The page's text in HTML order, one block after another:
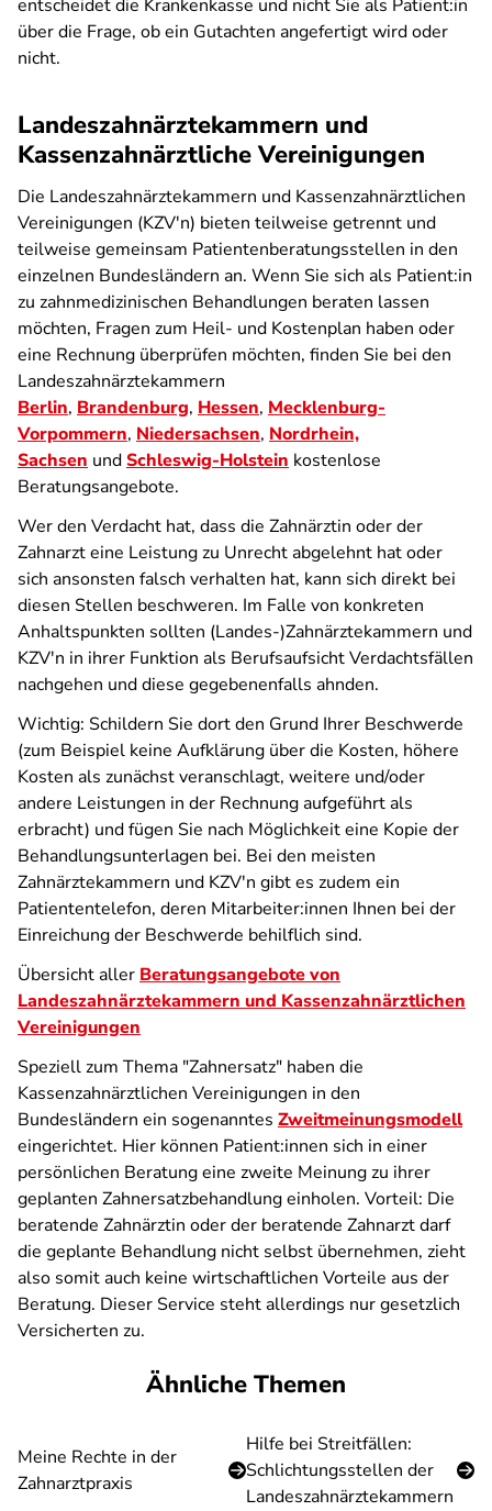
entscheidet die Krankenkasse und nicht Sie als Patient:in
über die Frage, ob ein Gutachten angefertigt wird oder
nicht.
Landeszahnärztekammern und
Kassenzahnärztliche Vereinigungen
Die Landeszahnärztekammern und Kassenzahnärztlichen
Vereinigungen (KZV'n) bieten teilweise getrennt und
teilweise gemeinsam Patientenberatungsstellen in den
einzelnen Bundesländern an. Wenn Sie sich als Patient:in
zu zahnmedizinischen Behandlungen beraten lassen
möchten, Fragen zum Heil- und Kostenplan haben oder
eine Rechnung überprüfen möchten, finden Sie bei den
Landeszahnärztekammern
Berlin, Brandenburg, Hessen, Mecklenburg-
Vorpommern, Niedersachsen, Nordrhein,
Sachsen undSchleswig-Holstein kostenlose
Beratungsangebote.
Wer den Verdacht hat, dass die Zahnärztin oder der
Zahnarzt eine Leistung zu Unrecht abgelehnt hat oder
sich ansonsten falsch verhalten hat, kann sich direkt bei
diesen Stellen beschweren. Im Falle von konkreten
Anhaltspunkten sollten (Landes-)Zahnärztekammern und
KZV'n in ihrer Funktion als Berufsaufsicht Verdachtsfällen
nachgehen und diese gegebenenfalls ahnden.
Wichtig: Schildern Sie dort den Grund Ihrer Beschwerde
(zum Beispiel keine Aufklärung über die Kosten, höhere
Kosten als zunächst veranschlagt, weitere und/oder
andere Leistungen in der Rechnung aufgeführt als
erbracht) und fügen Sie nach Möglichkeit eine Kopie der
Behandlungsunterlagen bei. Bei den meisten
Zahnärztekammern und KZV'n gibt es zudem ein
Patiententelefon, deren Mitarbeiter:innen Ihnen bei der
Einreichung der Beschwerde behilflich sind.
Übersicht aller Beratungsangebote von
Landeszahnärztekammern und Kassenzahnärztlichen
Vereinigungen
Speziell zum Thema "Zahnersatz" haben die
Kassenzahnärztlichen Vereinigungen in den
Bundesländern ein sogenanntes Zweitmeinungsmodell
eingerichtet. Hier können Patient:innen sich in einer
persönlichen Beratung eine zweite Meinung zu ihrer
geplanten Zahnersatzbehandlung einholen. Vorteil: Die
beratende Zahnärztin oder der beratende Zahnarzt darf
die geplante Behandlung nicht selbst übernehmen, zieht
also somit auch keine wirtschaftlichen Vorteile aus der
Beratung. Dieser Service steht allerdings nur gesetzlich
Versicherten zu.
Ähnliche Themen
Meine Rechte in der
Zahnarztpraxis
Hilfe bei Streitfällen:
Schlichtungsstellen der
Landeszahnärztekammern